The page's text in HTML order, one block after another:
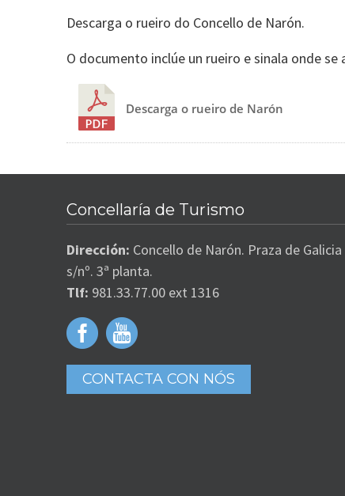
Descarga o rueiro do Concello de Narón.
O documento inclúe un rueiro e sinala onde
Descarga o rueiro de Narón
Concellaría de Turismo
Dirección: Concello de Narón. Praza de Galicia
s/nº. 3ª planta.
Tlf: 981.33.77.00 ext 1316
CONTACTA CON NÓS